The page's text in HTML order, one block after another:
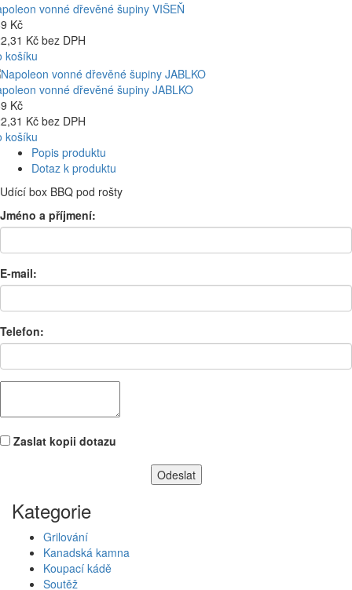
vonné dřevěné šupiny VIŠEŇ
Kč
Kč bez DPH
košíku
vonné dřevěné šupiny JABLKO
Kč
Kč bez DPH
košíku
Popis produktu
Dotaz k produktu
Udící box BBQ pod rošty
Jméno a příjmení:
E-mail:
Telefon:
Zaslat kopii dotazu
Kategorie
Grilování
Kanadská kamna
Koupací kádě
Soutěž